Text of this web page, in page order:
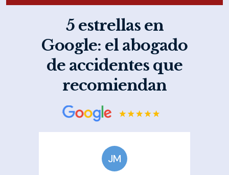
5 estrellas en
Google: el abogado
de accidentes que
recomiendan
JM